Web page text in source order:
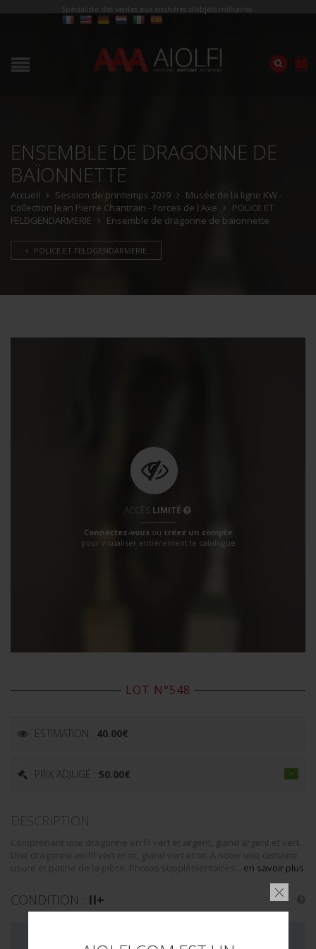
Spécialiste des ventes aux enchères d'objets militaires
ENSEMBLE DE DRAGONNE DE
BAÏONNETTE
Accueil Session de printemps 2019
Musée de la ligne KW -
Collection Jean Pierre Chantrain - Forces de l'Axe
POLICE ET
FELDGENDARMERIE
Ensemble de dragonne de baïonnette
POLICE ET FELDGENDARMERIE
ACCÈS LIMITÉ
Connectez-vous ou créez un compte
pour visualiser entièrement le catalogue
LOT N°548
ESTIMATION : 40.00€
PRIX ADJUGÉ : 50.00€
DESCRIPTION
Comprenant une dragonne en fil vert et argent, gland argent et vert.
Une dragonne en fil vert et or, gland vert et or. A noter une certaine
usure et patine de la pièce. Photos supplémentaires... en savoir plus
CONDITION : II+
LA VENTE DE CE LOT EST MAINTENANT TERMINÉE